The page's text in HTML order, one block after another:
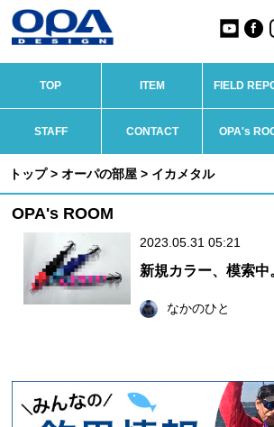
TOP ITEM FIELD
STAFF CONTACT OPA's
トップ> オーパの部屋 > イカメタル
OPA's ROOM
2023.05.31 05:21
新規カラー、模索中
なかのひと